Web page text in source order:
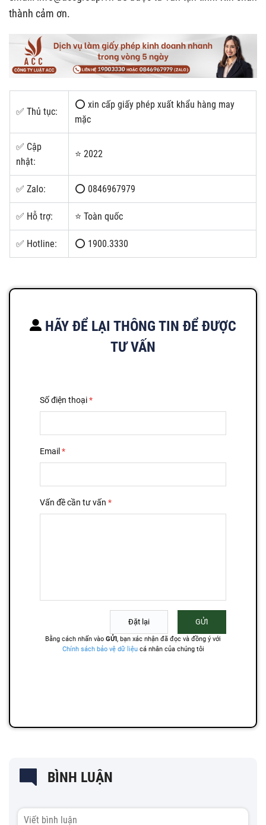
thành cảm ơn.
✅ Thủ tục:
⭕ xin cấp giấy phép xuất khẩu hàng may
mặc
✅ Cập
nhật:
⭐ 2022
✅ Zalo: ⭕ 0846967979
✅ Hỗ trợ: ⭐ Toàn quốc
✅ Hotline: ⭕ 1900.3330
HÃY ĐỂ LẠI THÔNG TIN ĐỂ ĐƯỢC
TƯ VẤN
BÌNH LUẬN